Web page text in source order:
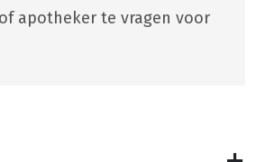
apotheker te vragen voor